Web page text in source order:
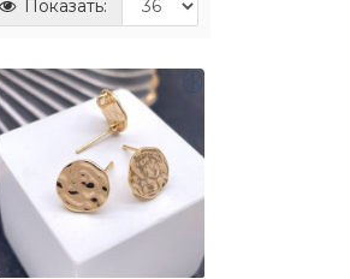
Показать: